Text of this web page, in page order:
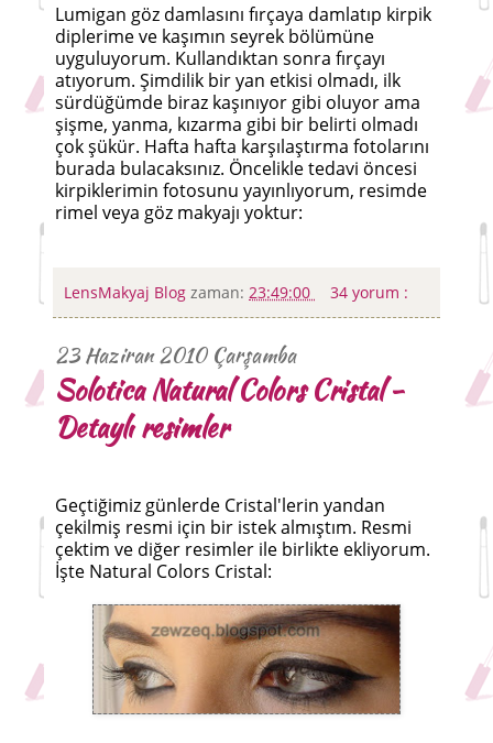
Lumigan göz damlasını fırçaya damlatıp kirpik
diplerime ve kaşımın seyrek bölümüne
uyguluyorum. Kullandıktan sonra fırçayı
atıyorum. Şimdilik bir yan etkisi olmadı, ilk
sürdüğümde biraz kaşınıyor gibi oluyor ama
şişme, yanma, kızarma gibi bir belirti olmadı
çok şükür. Hafta hafta karşılaştırma fotolarını
burada bulacaksınız. Öncelikle tedavi öncesi
kirpiklerimin fotosunu yayınlıyorum, resimde
rimel veya göz makyajı yoktur:
LensMakyaj Blog zaman: 23:49:00 34 yorum :
23 Haziran 2010 Çarşamba
Solotica Natural Colors Cristal -
Detaylı resimler
Geçtiğimiz günlerde Cristal'lerin yandan
çekilmiş resmi için bir istek almıştım. Resmi
çektim ve diğer resimler ile birlikte ekliyorum.
İşte Natural Colors Cristal: